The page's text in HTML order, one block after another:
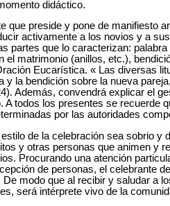
didáctico.
que preside y pone de manifiesto
activamente a los novios y a
partes que lo caracterizan:
el matrimonio (anillos, etc.),
Eucarística. « Las diversas
y la bendición sobre la nueva
Además, convendrá explicar el
A todos los presentes se recuerde
por las autoridades
de la celebración sea sobrio y
y otras personas que animen y
Procurando una atención
de personas, el celebrante
De modo que al recibir y saludar a
será intérprete vivo de la